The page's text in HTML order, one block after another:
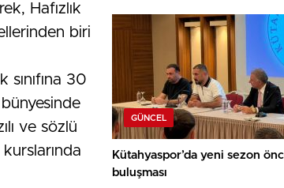
Hafızlık
biri
30
ve sözlü
GÜNCEL
Kütahyaspor’da yeni sezon
buluşması